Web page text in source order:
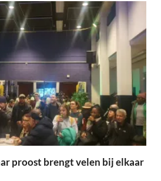
proost brengt velen bij elkaar